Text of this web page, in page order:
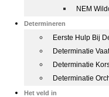
NEM
Determineren
Eerste Hulp Bij
Determinatie
Determinatie
Determinatie
Het veld in